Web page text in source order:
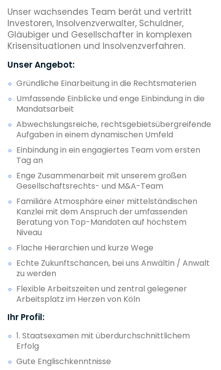
Unser wachsendes Team berät und vertritt
Investoren, Insolvenzverwalter, Schuldner,
Gläubiger und Gesellschafter in komplexen
Krisensituationen und Insolvenzverfahren.
Unser Angebot:
Gründliche Einarbeitung in die Rechtsmaterien
Umfassende Einblicke und enge Einbindung in die
Mandatsarbeit
Abwechslungsreiche, rechtsgebietsübergreifende
Aufgaben in einem dynamischen Umfeld
Einbindung in ein engagiertes Team vom ersten
Tag an
Enge Zusammenarbeit mit unserem großen
Gesellschaftsrechts- und M&A-Team
Familiäre Atmosphäre einer mittelständischen
Kanzlei mit dem Anspruch der umfassenden
Beratung von Top-Mandaten auf höchstem
Niveau
Flache Hierarchien und kurze Wege
Echte Zukunftschancen, bei uns Anwältin / Anwalt
zu werden
Flexible Arbeitszeiten und zentral gelegener
Arbeitsplatz im Herzen von Köln
Ihr Profil:
1. Staatsexamen mit überdurchschnittlichem
Erfolg
Gute Englischkenntnisse